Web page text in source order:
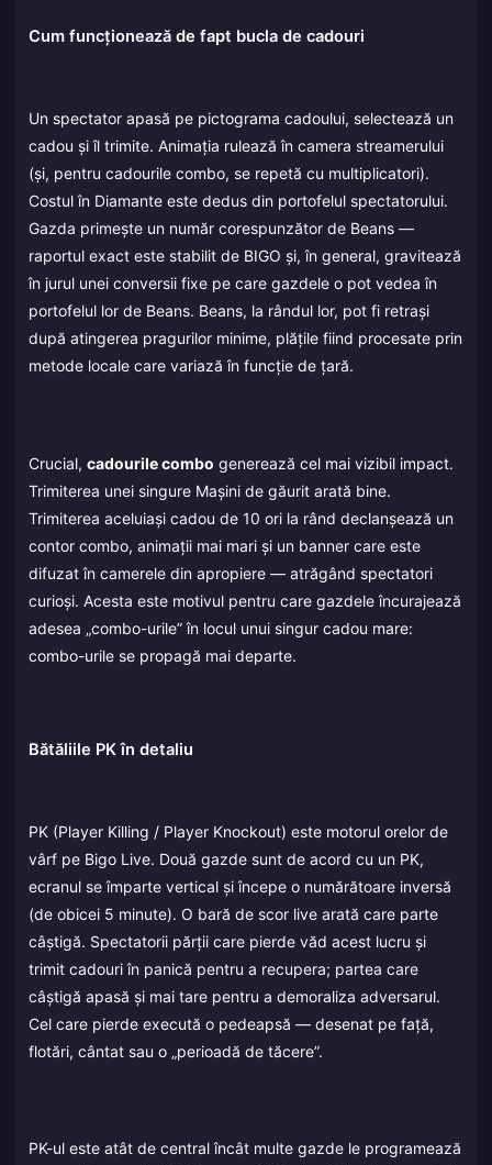
Cum funcționează de fapt bucla de cadouri
Un spectator apasă pe pictograma cadoului, selectează un
cadou și îl trimite. Animația rulează în camera streamerului
(și, pentru cadourile combo, se repetă cu multiplicatori).
Costul în Diamante este dedus din portofelul spectatorului.
Gazda primește un număr corespunzător de Beans —
raportul exact este stabilit de BIGO și, în general, gravitează
în jurul unei conversii fixe pe care gazdele o pot vedea în
portofelul lor de Beans. Beans, la rândul lor, pot fi retrași
după atingerea pragurilor minime, plățile fiind procesate prin
metode locale care variază în funcție de țară.
Crucial, cadourile combo generează cel mai vizibil impact.
Trimiterea unei singure Mașini de găurit arată bine.
Trimiterea aceluiași cadou de 10 ori la rând declanșează un
contor combo, animații mai mari și un banner care este
difuzat în camerele din apropiere — atrăgând spectatori
curioși. Acesta este motivul pentru care gazdele încurajează
adesea „combo-urile” în locul unui singur cadou mare:
combo-urile se propagă mai departe.
Bătăliile PK în detaliu
PK (Player Killing / Player Knockout) este motorul orelor de
vârf pe Bigo Live. Două gazde sunt de acord cu un PK,
ecranul se împarte vertical și începe o numărătoare inversă
(de obicei 5 minute). O bară de scor live arată care parte
câștigă. Spectatorii părții care pierde văd acest lucru și
trimit cadouri în panică pentru a recupera; partea care
câștigă apasă și mai tare pentru a demoraliza adversarul.
Cel care pierde execută o pedeapsă — desenat pe față,
flotări, cântat sau o „perioadă de tăcere”.
PK-ul este atât de central încât multe gazde le programează